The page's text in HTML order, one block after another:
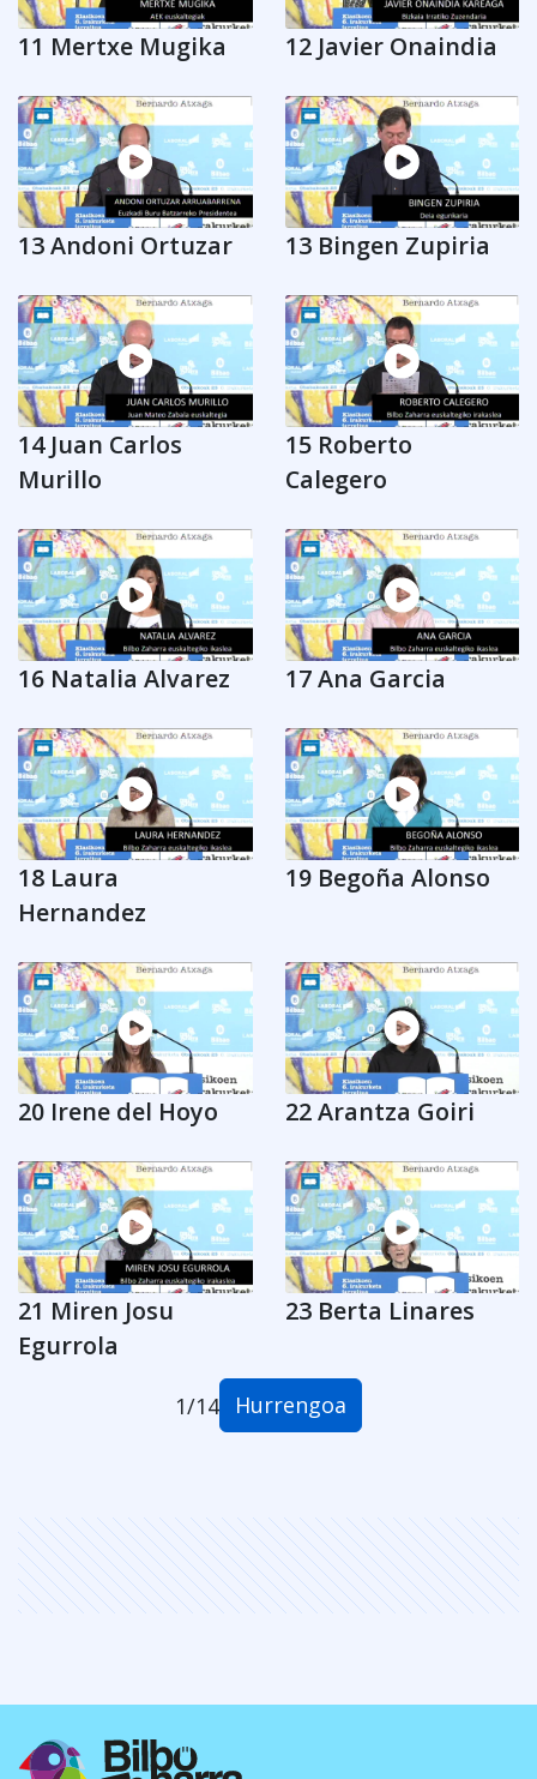
11 Mertxe Mugika 12 Javier Onaindia
13 Andoni Ortuzar 13 Bingen Zupiria
14 Juan Carlos
Murillo
15 Roberto
Calegero
16 Natalia Alvarez 17 Ana Garcia
18 Laura
Hernandez
19 Begoña Alonso
20 Irene del Hoyo 22 Arantza Goiri
21 Miren Josu
Egurrola
23 Berta Linares
1/14 Hurrengoa